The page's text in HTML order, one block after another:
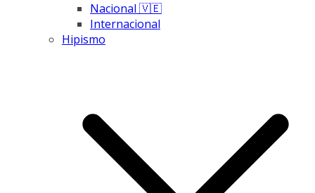
Nacional 🇻🇪
Internacional
Hipismo